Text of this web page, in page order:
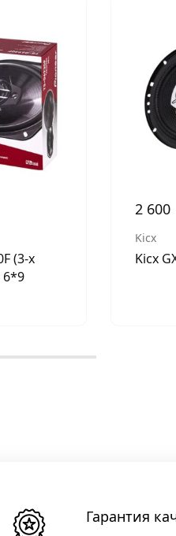
(3-х
6*9
2 600
Kicx
Kicx
Гарантия